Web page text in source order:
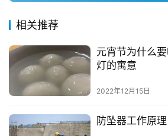
相关推荐
元宵节为什么
灯的寓意
2022年12月15日
防坠器工作原